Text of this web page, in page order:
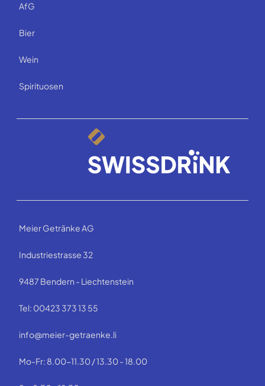
AfG
Bier
Wein
Spirituosen
Meier Getränke AG
Industriestrasse 32
9487 Bendern - Liechtenstein
Tel: 00423 373 13 55
info@meier-getraenke.li
Mo-Fr: 8.00-11.30 / 13.30 - 18.00